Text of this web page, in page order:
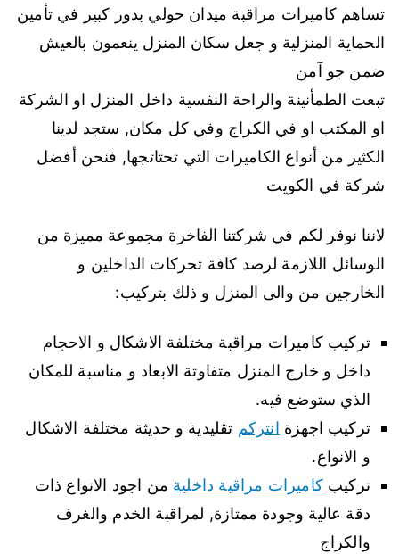
تساهم كاميرات مراقبة ميدان حولي بدور كبير في تأمين
الحماية المنزلية و جعل سكان المنزل ينعمون بالعيش
ضمن جو آمن
تبعت الطمأنينة والراحة النفسية داخل المنزل او الشركة
او المكتب او في الكراج وفي كل مكان, ستجد لدينا
الكثير من أنواع الكاميرات التي تحتاتجها, فنحن أفضل
شركة في الكويت
لاننا نوفر لكم في شركتنا الفاخرة مجموعة مميزة من
الوسائل اللازمة لرصد كافة تحركات الداخلين و
الخارجين من والى المنزل و ذلك بتركيب:
تركيب كاميرات مراقبة مختلفة الاشكال و الاحجام
داخل و خارج المنزل متفاوتة الابعاد و مناسبة للمكان
الذي ستوضع فيه.
تركيب اجهزة انتركم تقليدية و حديثة مختلفة الاشكال
و الانواع.
تركيبكاميرات مراقبة داخلية من اجود الانواع ذات
دقة عالية وجودة ممتازة, لمراقبة الخدم والغرف
والكراج